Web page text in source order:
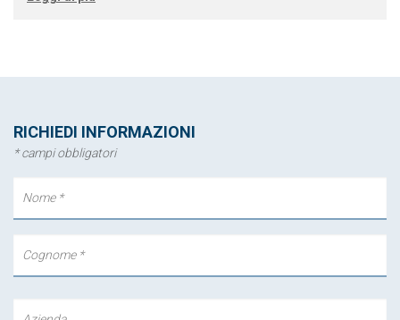
RICHIEDI INFORMAZIONI
* campi obbligatori